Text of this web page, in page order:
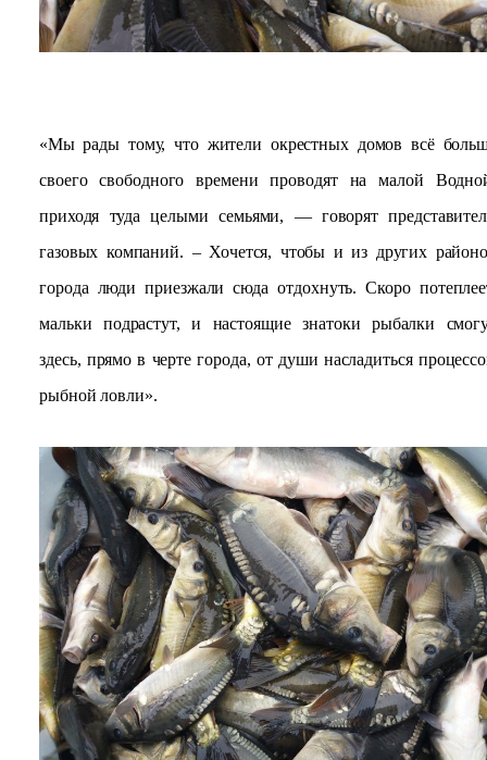
«Мы рады тому, что жители окрестных домов всё
своего свободного времени проводят на малой
приходя туда целыми семьями, — говорят
газовых компаний. – Хочется, чтобы и из других
города люди приезжали сюда отдохнуть. Скоро
мальки подрастут, и настоящие знатоки рыбалки
здесь, прямо в черте города, от души насладиться
рыбной ловли».